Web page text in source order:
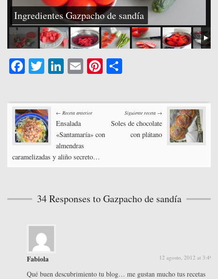
Ingredientes Gazpacho de sandía
Fa
bo
ok
T
tte
r
Li
ed
In
E
ail
Pi
er
t
m
pa
rti
Post
navigation
← Receta anterior
Ensalada
«Santamaría» con
almendras
caramelizadas y aliño secreto…
Siguiente receta →
Soles de chocolate
con plátano
34 Responses to Gazpacho de sandía
Fabiola 12 agosto, 2012 at 3:49
Qué buen descubrimiento tu blog… me gustan mucho tus recetas